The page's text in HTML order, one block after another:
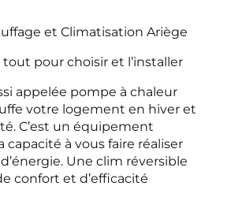
et Climatisation Ariège
tout pour choisir et l’installer
appelée pompe à chaleur
votre logement en hiver et
C’est un équipement
capacité à vous faire réaliser
Une clim réversible
confort et d’efficacité